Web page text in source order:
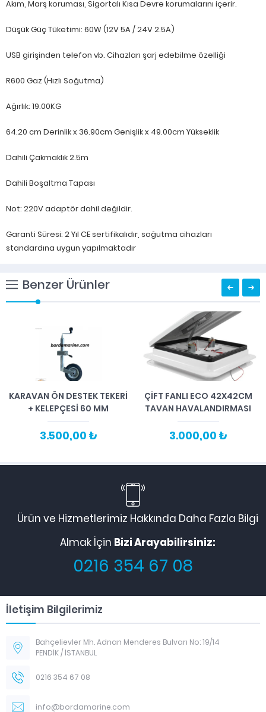
Akım, Marş koruması, Sigortalı Kısa Devre korumalarını içerir.
Düşük Güç Tüketimi: 60W (12V 5A / 24V 2.5A)
USB girişinden telefon vb. Cihazları şarj edebilme özelliği
R600 Gaz (Hızlı Soğutma)
Ağırlık: 19.00KG
64.20 cm Derinlik x 36.90cm Genişlik x 49.00cm Yükseklik
Dahili Çakmaklık 2.5m
Dahili Boşaltma Tapası
Not: 220V adaptör dahil değildir.
Garanti Süresi: 2 Yıl CE sertifikalıdır, soğutma cihazları
standardına uygun yapılmaktadır
Benzer Ürünler
KARAVAN ÖN DESTEK TEKERİ
+ KELEPÇESİ 60 MM
3.500,00 ₺
ÇIFT FANLI ECO 42X42CM
TAVAN HAVALANDIRMASI
3.000,00 ₺
Ürün ve Hizmetlerimiz Hakkında Daha Fazla Bilgi
Almak İçin Bizi Arayabilirsiniz:
0216 354 67 08
İletişim Bilgilerimiz
Bahçelievler Mh. Adnan Menderes Bulvarı No: 19/14
PENDİK / İSTANBUL
0216 354 67 08
info@bordamarine.com